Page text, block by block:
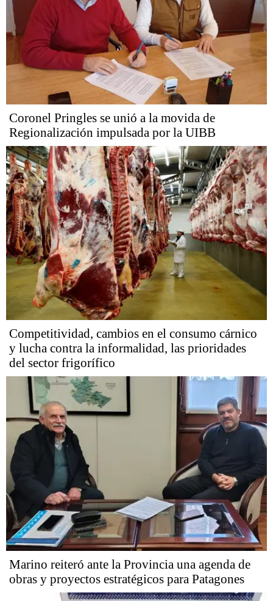
Coronel Pringles se unió a la movida de
Regionalización impulsada por la UIBB
Competitividad, cambios en el consumo cárnico
y lucha contra la informalidad, las prioridades
del sector frigorífico
Marino reiteró ante la Provincia una agenda de
obras y proyectos estratégicos para Patagones